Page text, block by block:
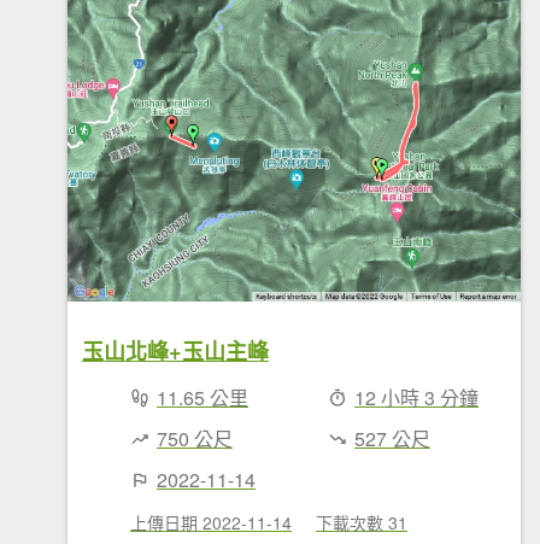
玉山北峰+玉山主峰
11.65 公里
12 小時 3 分鐘
750 公尺
527 公尺
2022-11-14
上傳日期 2022-11-14 下載次數 31